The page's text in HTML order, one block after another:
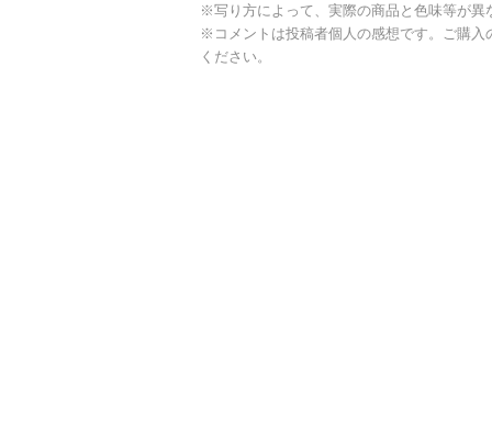
※写り方によって、実際の商品と色味等が異
※コメントは投稿者個人の感想です。ご購入
ください。